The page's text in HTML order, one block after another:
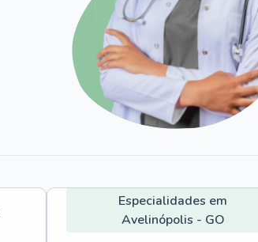
Especialidades em
Avelinópolis - GO